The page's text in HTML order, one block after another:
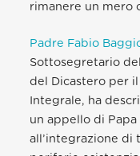
rimanere un mero
Padre Fabio
Sottosegretario
del Dicastero per
Integrale, ha
un appello di Papa
all’integrazione di